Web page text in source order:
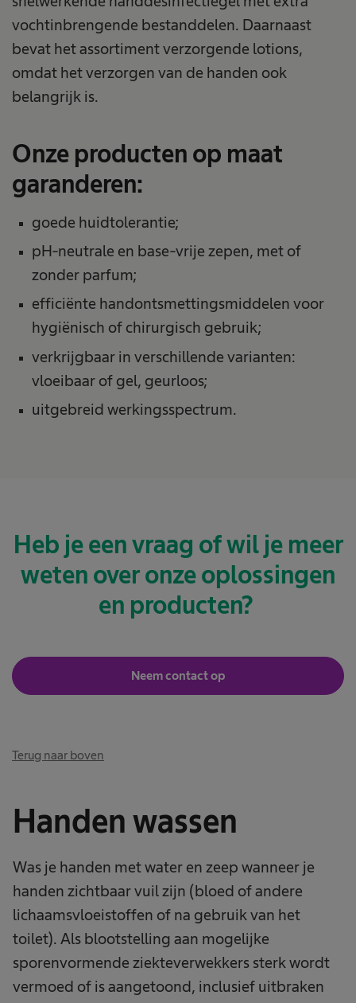
vochtinbrengende bestanddelen. Daarnaast
bevat het assortiment verzorgende lotions,
omdat het verzorgen van de handen ook
belangrijk is.
Onze producten op maat
garanderen:
goede huidtolerantie;
pH-neutrale en base-vrije zepen, met of
zonder parfum;
efficiënte handontsmettingsmiddelen voor
hygiënisch of chirurgisch gebruik;
verkrijgbaar in verschillende varianten:
vloeibaar of gel, geurloos;
uitgebreid werkingsspectrum.
Heb je een vraag of wil je meer
weten over onze oplossingen
en producten?
Neem contact op
Terug naar boven
Handen wassen
Was je handen met water en zeep wanneer je
handen zichtbaar vuil zijn (bloed of andere
lichaamsvloeistoffen of na gebruik van het
toilet). Als blootstelling aan mogelijke
sporenvormende ziekteverwekkers sterk wordt
vermoed of is aangetoond, inclusief uitbraken